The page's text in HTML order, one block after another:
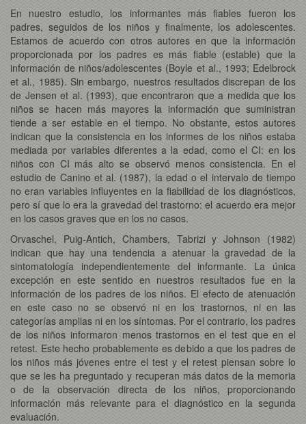
En nuestro estudio, los informantes más fiables fueron los
padres, seguidos de los niños y finalmente, los adolescentes.
Estamos de acuerdo con otros autores en que la información
proporcionada por los padres es más fiable (estable) que la
información de niños/adolescentes (Boyle et al., 1993; Edelbrock
et al., 1985). Sin embargo, nuestros resultados discrepan de los
de Jensen et al. (1993), que encontraron que a medida que los
niños se hacen más mayores la información que suministran
tiende a ser estable en el tiempo. No obstante, estos autores
indican que la consistencia en los informes de los niños estaba
mediada por variables diferentes a la edad, como el CI: en los
niños con CI más alto se observó menos consistencia. En el
estudio de Canino et al. (1987), la edad o el intervalo de tiempo
no eran variables influyentes en la fiabilidad de los diagnósticos,
pero sí que lo era la gravedad del trastorno: el acuerdo era mejor
en los casos graves que en los no casos.
Orvaschel, Puig-Antich, Chambers, Tabrizi y Johnson (1982)
indican que hay una tendencia a atenuar la gravedad de la
sintomatología independientemente del informante. La única
excepción en este sentido en nuestros resultados fue en la
información de los padres de los niños. El efecto de atenuación
en este caso no se observó ni en los trastornos, ni en las
categorías amplias ni en los síntomas. Por el contrario, los padres
de los niños informaron menos trastornos en el test que en el
retest. Este hecho probablemente es debido a que los padres de
los niños más jóvenes entre el test y el retest piensan sobre lo
que se les ha preguntado y recuperan más datos de la memoria
o de la observación directa de los niños, proporcionando
información más relevante para el diagnóstico en la segunda
evaluación.